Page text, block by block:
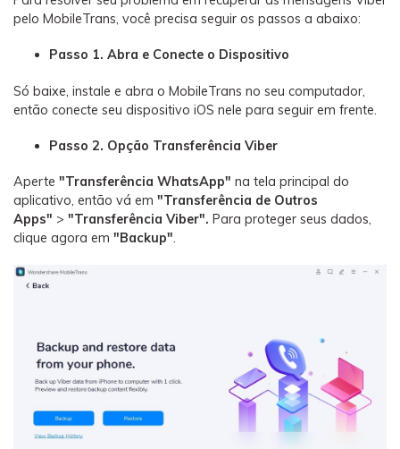
pelo MobileTrans, você precisa seguir os passos a abaixo:
Passo 1. Abra e Conecte o Dispositivo
Só baixe, instale e abra o MobileTrans no seu computador,
então conecte seu dispositivo iOS nele para seguir em frente.
Passo 2. Opção Transferência Viber
Aperte "Transferência WhatsApp" na tela principal do
aplicativo, então vá em "Transferência de Outros
Apps" > "Transferência Viber". Para proteger seus dados,
clique agora em "Backup".